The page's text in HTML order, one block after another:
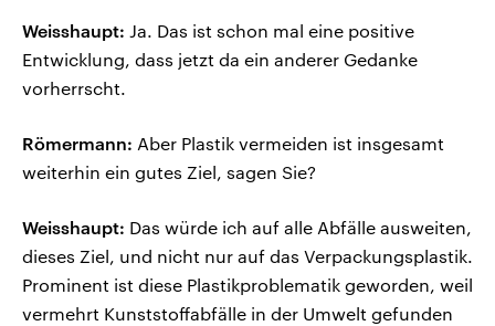
Weisshaupt: Ja. Das ist schon mal eine positive
Entwicklung, dass jetzt da ein anderer Gedanke
vorherrscht.
Römermann: Aber Plastik vermeiden ist insgesamt
weiterhin ein gutes Ziel, sagen Sie?
Weisshaupt: Das würde ich auf alle Abfälle ausweiten,
dieses Ziel, und nicht nur auf das Verpackungsplastik.
Prominent ist diese Plastikproblematik geworden, weil
vermehrt Kunststoffabfälle in der Umwelt gefunden